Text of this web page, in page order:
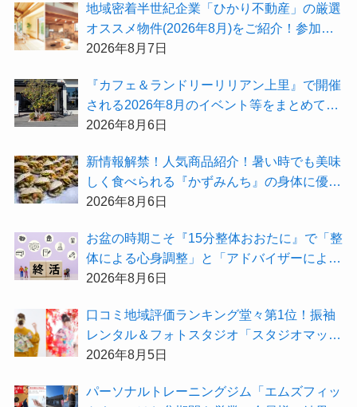
地域密着半世紀企業「ひかり不動産」の厳選
オススメ物件(2026年8月)をご紹介！参加費
無料『”木の家”新潟工場見学会』のご予約も
2026年8月7日
『カフェ＆ランドリーリリアン上里』で開催
される2026年8月のイベント等をまとめてご
紹介！
2026年8月6日
新情報解禁！人気商品紹介！暑い時でも美味
しく食べられる『かずみんち』の身体に優し
い天然酵母手作り減塩パンを召し上がれ♪
2026年8月6日
お盆の時期こそ『15分整体おおたに』で「整
体による心身調整」と「アドバイザーによる
身辺整理の準備」をしてみませんか？
2026年8月6日
⼝コミ地域評価ランキング堂々第1位！振袖
レンタル＆フォトスタジオ「スタジオマック
ス」がお得な『2026年8月限定キャンペー
2026年8月5日
パーソナルトレーニングジム「エムズフィッ